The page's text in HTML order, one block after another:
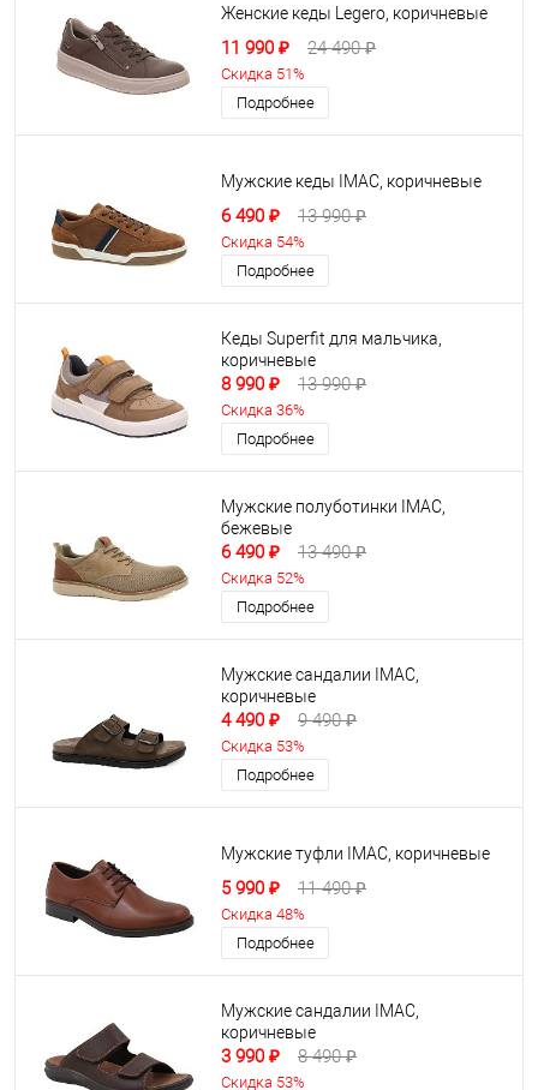
Женские кеды Legero, коричневые
11 990 ₽ 24 490 ₽
Скидка 51%
Подробнее
Мужские кеды IMAC, коричневые
6 490 ₽ 13 990 ₽
Скидка 54%
Подробнее
Кеды Superfit для мальчика,
коричневые
8 990 ₽ 13 990 ₽
Скидка 36%
Подробнее
Мужские полуботинки IMAC,
бежевые
6 490 ₽ 13 490 ₽
Скидка 52%
Подробнее
Мужские сандалии IMAC,
коричневые
4 490 ₽ 9 490 ₽
Скидка 53%
Подробнее
Мужские туфли IMAC, коричневые
5 990 ₽ 11 490 ₽
Скидка 48%
Подробнее
Мужские сандалии IMAC,
коричневые
3 990 ₽ 8 490 ₽
Скидка 53%